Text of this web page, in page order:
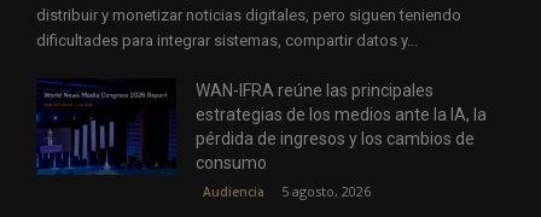
distribuir y monetizar noticias digitales, pero siguen teniendo
dificultades para integrar sistemas, compartir datos y...
WAN-IFRA reúne las principales
estrategias de los medios ante la IA, la
pérdida de ingresos y los cambios de
consumo
Audiencia 5 agosto, 2026